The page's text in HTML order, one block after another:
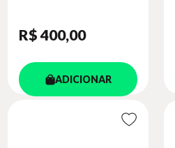
R$ 400,00
ADICIONAR